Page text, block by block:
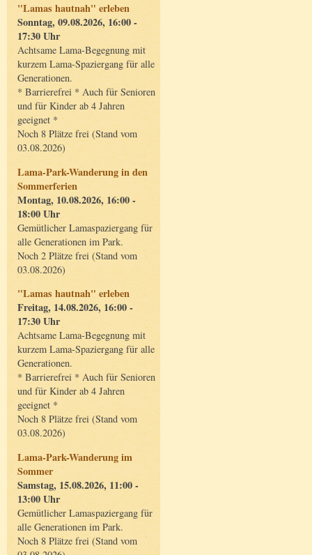
"Lamas hautnah" erleben
Sonntag, 09.08.2026, 16:00 -
17:30 Uhr
Achtsame Lama-Begegnung mit
kurzem Lama-Spaziergang für alle
Generationen.
* Barrierefrei * Auch für Senioren
und für Kinder ab 4 Jahren
geeignet *
Noch 8 Plätze frei (Stand vom
03.08.2026)
Lama-Park-Wanderung in den
Sommerferien
Montag, 10.08.2026, 16:00 -
18:00 Uhr
Gemütlicher Lamaspaziergang für
alle Generationen im Park.
Noch 2 Plätze frei (Stand vom
03.08.2026)
"Lamas hautnah" erleben
Freitag, 14.08.2026, 16:00 -
17:30 Uhr
Achtsame Lama-Begegnung mit
kurzem Lama-Spaziergang für alle
Generationen.
* Barrierefrei * Auch für Senioren
und für Kinder ab 4 Jahren
geeignet *
Noch 8 Plätze frei (Stand vom
03.08.2026)
Lama-Park-Wanderung im
Sommer
Samstag, 15.08.2026, 11:00 -
13:00 Uhr
Gemütlicher Lamaspaziergang für
alle Generationen im Park.
Noch 8 Plätze frei (Stand vom